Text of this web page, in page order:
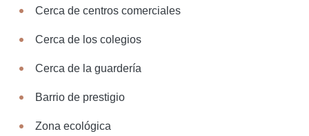
Cerca de centros comerciales
Cerca de los colegios
Cerca de la guardería
Barrio de prestigio
Zona ecológica